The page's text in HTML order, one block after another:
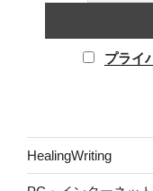
プライ
HealingWriting